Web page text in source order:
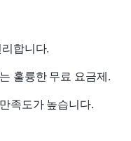
합니다.
훌륭한 무료 요금제.
족도가 높습니다.